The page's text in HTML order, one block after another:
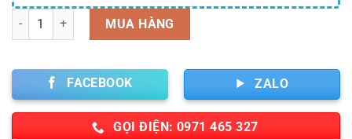
Số lượng MUA HÀNG
FACEBOOK ZALO
GỌI ĐIỆN: 0971 465 327